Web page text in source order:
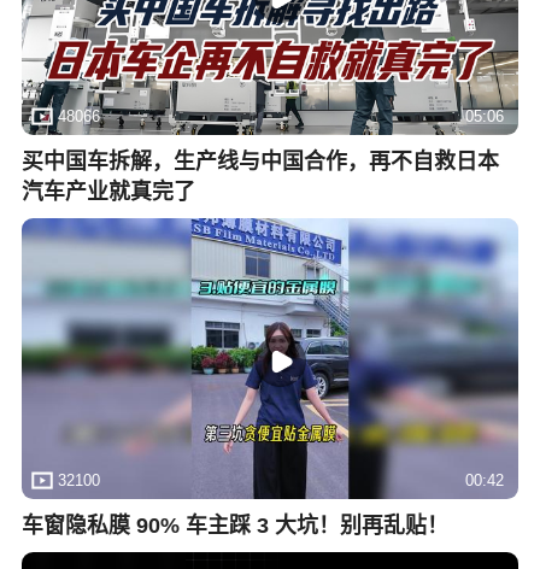
48066 05:06
买中国车拆解，生产线与中国合作，再不自救日本
汽车产业就真完了
32100 00:42
车窗隐私膜 90% 车主踩 3 大坑！别再乱贴！